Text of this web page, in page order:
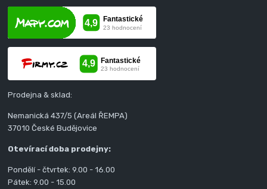
Prodejna & sklad:
Nemanická 437/5 (Areál ŘEMPA)
37010 České Budějovice
Otevírací doba prodejny:
Pondělí - čtvrtek: 9.00 - 16.00
Pátek: 9.00 - 15.00